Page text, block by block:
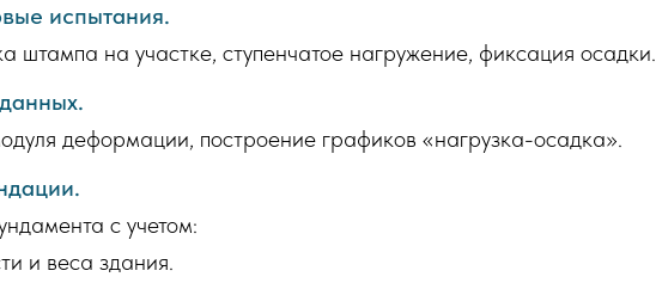
испытания.
штампа на участке, ступенчатое нагружение, фиксация осадки.
деформации, построение графиков «нагрузка-осадка».
с учетом:
и веса здания.